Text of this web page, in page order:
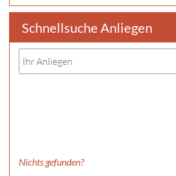
Schnellsuche Anliegen
Nichts gefunden?